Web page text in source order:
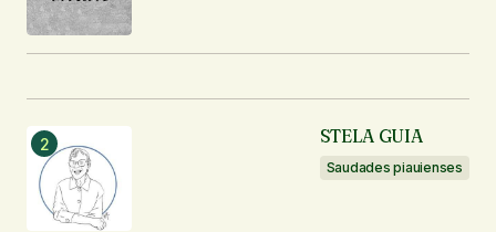
STELA GUIA
Saudades piauienses